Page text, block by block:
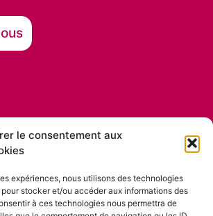
le consentement aux
expériences, nous utilisons des technologies
stocker et/ou accéder aux informations des
à ces technologies nous permettra de
partenaires